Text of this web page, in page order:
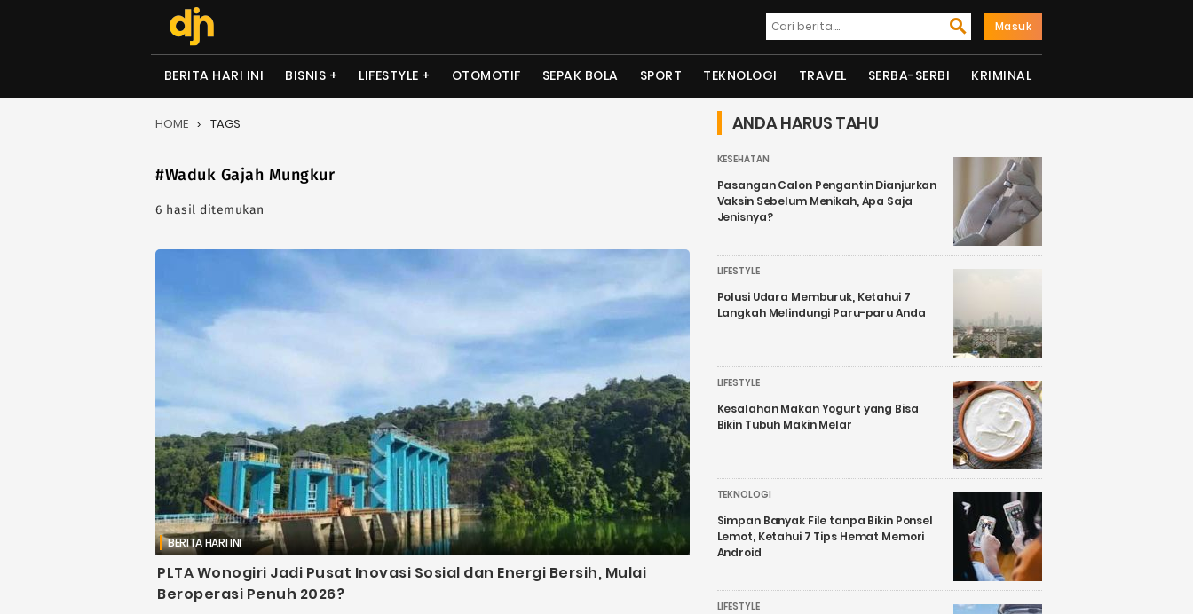
Masuk
BERITA HARI INI BISNIS LIFESTYLE OTOMOTIF SEPAK BOLA SPORT TEKNOLOGI TRAVEL SERBA-SERBI KRIMINAL
HOME TAGS
#Waduk Gajah Mungkur
6 hasil ditemukan
BERITA HARI INI
PLTA Wonogiri Jadi Pusat Inovasi Sosial dan Energi Bersih, Mulai
Beroperasi Penuh 2026?
ANDA HARUS TAHU
KESEHATAN
Pasangan Calon Pengantin Dianjurkan
Vaksin Sebelum Menikah, Apa Saja
Jenisnya?
LIFESTYLE
Polusi Udara Memburuk, Ketahui 7
Langkah Melindungi Paru-paru Anda
LIFESTYLE
Kesalahan Makan Yogurt yang Bisa
Bikin Tubuh Makin Melar
TEKNOLOGI
Simpan Banyak File tanpa Bikin Ponsel
Lemot, Ketahui 7 Tips Hemat Memori
Android
LIFESTYLE